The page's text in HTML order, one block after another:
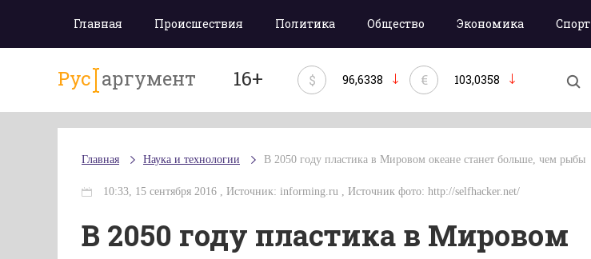
Главная Происшествия Политика Общество Экономика Спорт
Рус аргумент 16+ $ 96,6338 € 103,0358
Главная Наука и технологии В 2050 году пластика в Мировом океане станет больше, чем рыбы
10:33, 15 сентября 2016 , Источник: informing.ru , Источник фото: http://selfhacker.net/
В 2050 году пластика в Мировом